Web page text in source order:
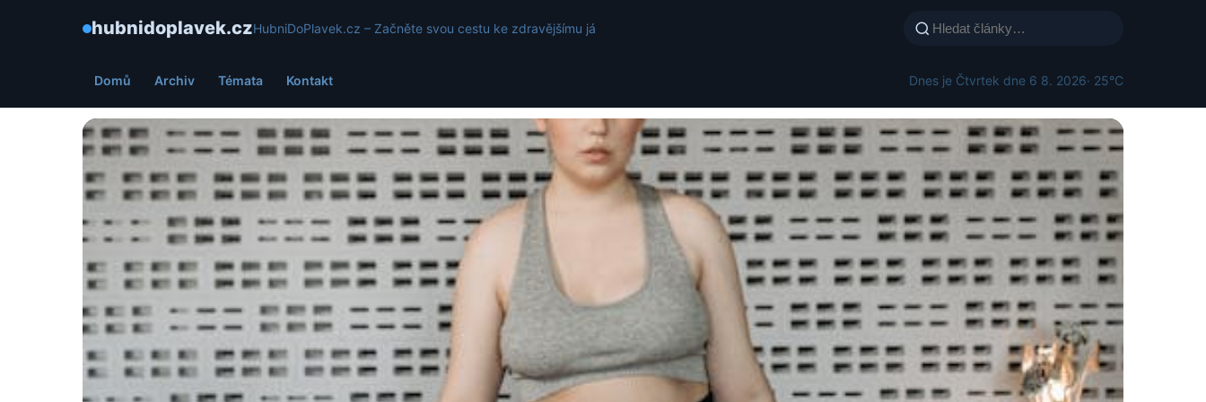
hubnidoplavek.czHubniDoPlavek.cz – Začněte svou cestu ke zdravějšímu já
Domů Archiv Témata Kontakt Dnes je Čtvrtek dne 6 8. 2026· 25°C